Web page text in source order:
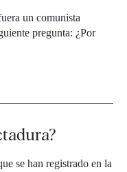
un comunista
pregunta: ¿Por
se han registrado en la